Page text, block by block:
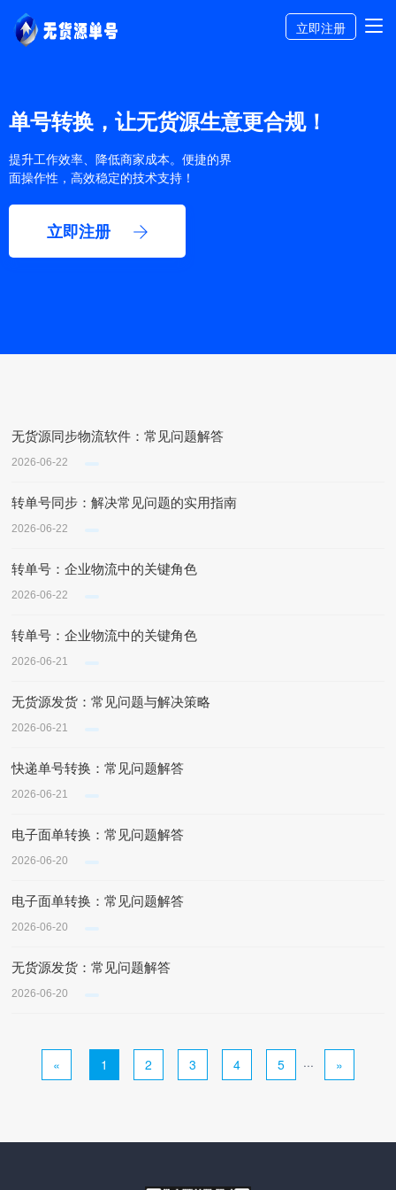
立即注册
单号转换，让无货源生意更合规！
提升工作效率、降低商家成本。便捷的界
面操作性，高效稳定的技术支持！
立即注册
无货源同步物流软件：常见问题解答
2026-06-22
转单号同步：解决常见问题的实用指南
2026-06-22
转单号：企业物流中的关键角色
2026-06-22
转单号：企业物流中的关键角色
2026-06-21
无货源发货：常见问题与解决策略
2026-06-21
快递单号转换：常见问题解答
2026-06-21
电子面单转换：常见问题解答
2026-06-20
电子面单转换：常见问题解答
2026-06-20
无货源发货：常见问题解答
2026-06-20
« 1 2 3 4 5 ··· »